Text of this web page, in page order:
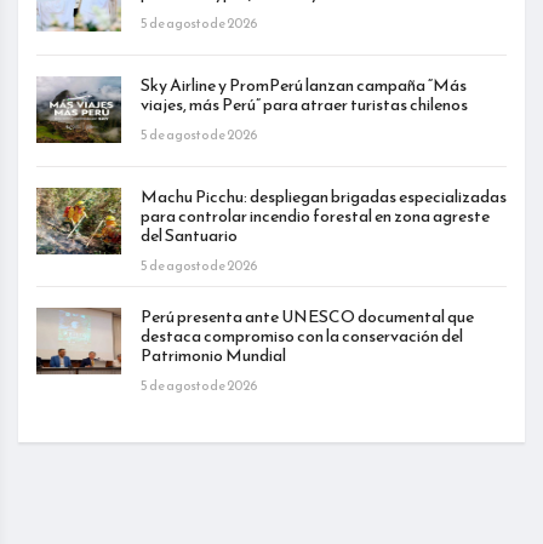
5 de agosto de 2026
Sky Airline y PromPerú lanzan campaña “Más
viajes, más Perú” para atraer turistas chilenos
5 de agosto de 2026
Machu Picchu: despliegan brigadas especializadas
para controlar incendio forestal en zona agreste
del Santuario
5 de agosto de 2026
Perú presenta ante UNESCO documental que
destaca compromiso con la conservación del
Patrimonio Mundial
5 de agosto de 2026